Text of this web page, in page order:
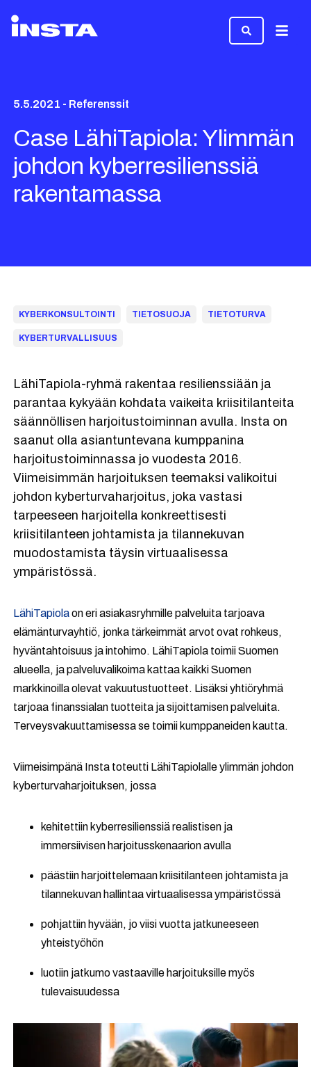
5.5.2021 - Referenssit
Case LähiTapiola: Ylimmän
johdon kyberresilienssiä
rakentamassa
KYBERKONSULTOINTI TIETOSUOJA TIETOTURVA
KYBERTURVALLISUUS
LähiTapiola-ryhmä rakentaa resilienssiään ja
parantaa kykyään kohdata vaikeita kriisitilanteita
säännöllisen harjoitustoiminnan avulla. Insta on
saanut olla asiantuntevana kumppanina
harjoitustoiminnassa jo vuodesta 2016.
Viimeisimmän harjoituksen teemaksi valikoitui
johdon kyberturvaharjoitus, joka vastasi
tarpeeseen harjoitella konkreettisesti
kriisitilanteen johtamista ja tilannekuvan
muodostamista täysin virtuaalisessa
ympäristössä.
LähiTapiolaon eri asiakasryhmille palveluita tarjoava
elämänturvayhtiö, jonka tärkeimmät arvot ovat rohkeus,
hyväntahtoisuus ja intohimo. LähiTapiola toimii Suomen
alueella, ja palveluvalikoima kattaa kaikki Suomen
markkinoilla olevat vakuutustuotteet. Lisäksi yhtiöryhmä
tarjoaa finanssialan tuotteita ja sijoittamisen palveluita.
Terveysvakuuttamisessa se toimii kumppaneiden kautta.
Viimeisimpänä Insta toteutti LähiTapiolalle ylimmän johdon
kyberturvaharjoituksen, jossa
kehitettiin kyberresilienssiä realistisen ja
immersiivisen harjoitusskenaarion avulla
päästiin harjoittelemaan kriisitilanteen johtamista ja
tilannekuvan hallintaa virtuaalisessa ympäristössä
pohjattiin hyvään, jo viisi vuotta jatkuneeseen
yhteistyöhön
luotiin jatkumo vastaaville harjoituksille myös
tulevaisuudessa